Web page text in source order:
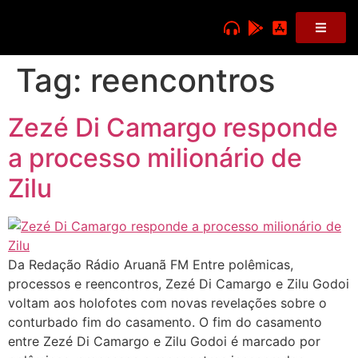
Tag: reencontros
Zezé Di Camargo responde
a processo milionário de
Zilu
Da Redação Rádio Aruanã FM Entre polêmicas,
processos e reencontros, Zezé Di Camargo e Zilu Godoi
voltam aos holofotes com novas revelações sobre o
conturbado fim do casamento. O fim do casamento
entre Zezé Di Camargo e Zilu Godoi é marcado por